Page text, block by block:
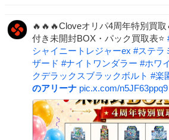
🔥🔥🔥Cloveオリパ4周年特別買
付き未開封BOX・パック買取表⭐️
シャイニートレジャーex #ステラ
ザード #ナイトワンダラー #ホワ
クデラックスブラックボルト #楽
のアリーナ pic.x.com/n5JF63ppq9